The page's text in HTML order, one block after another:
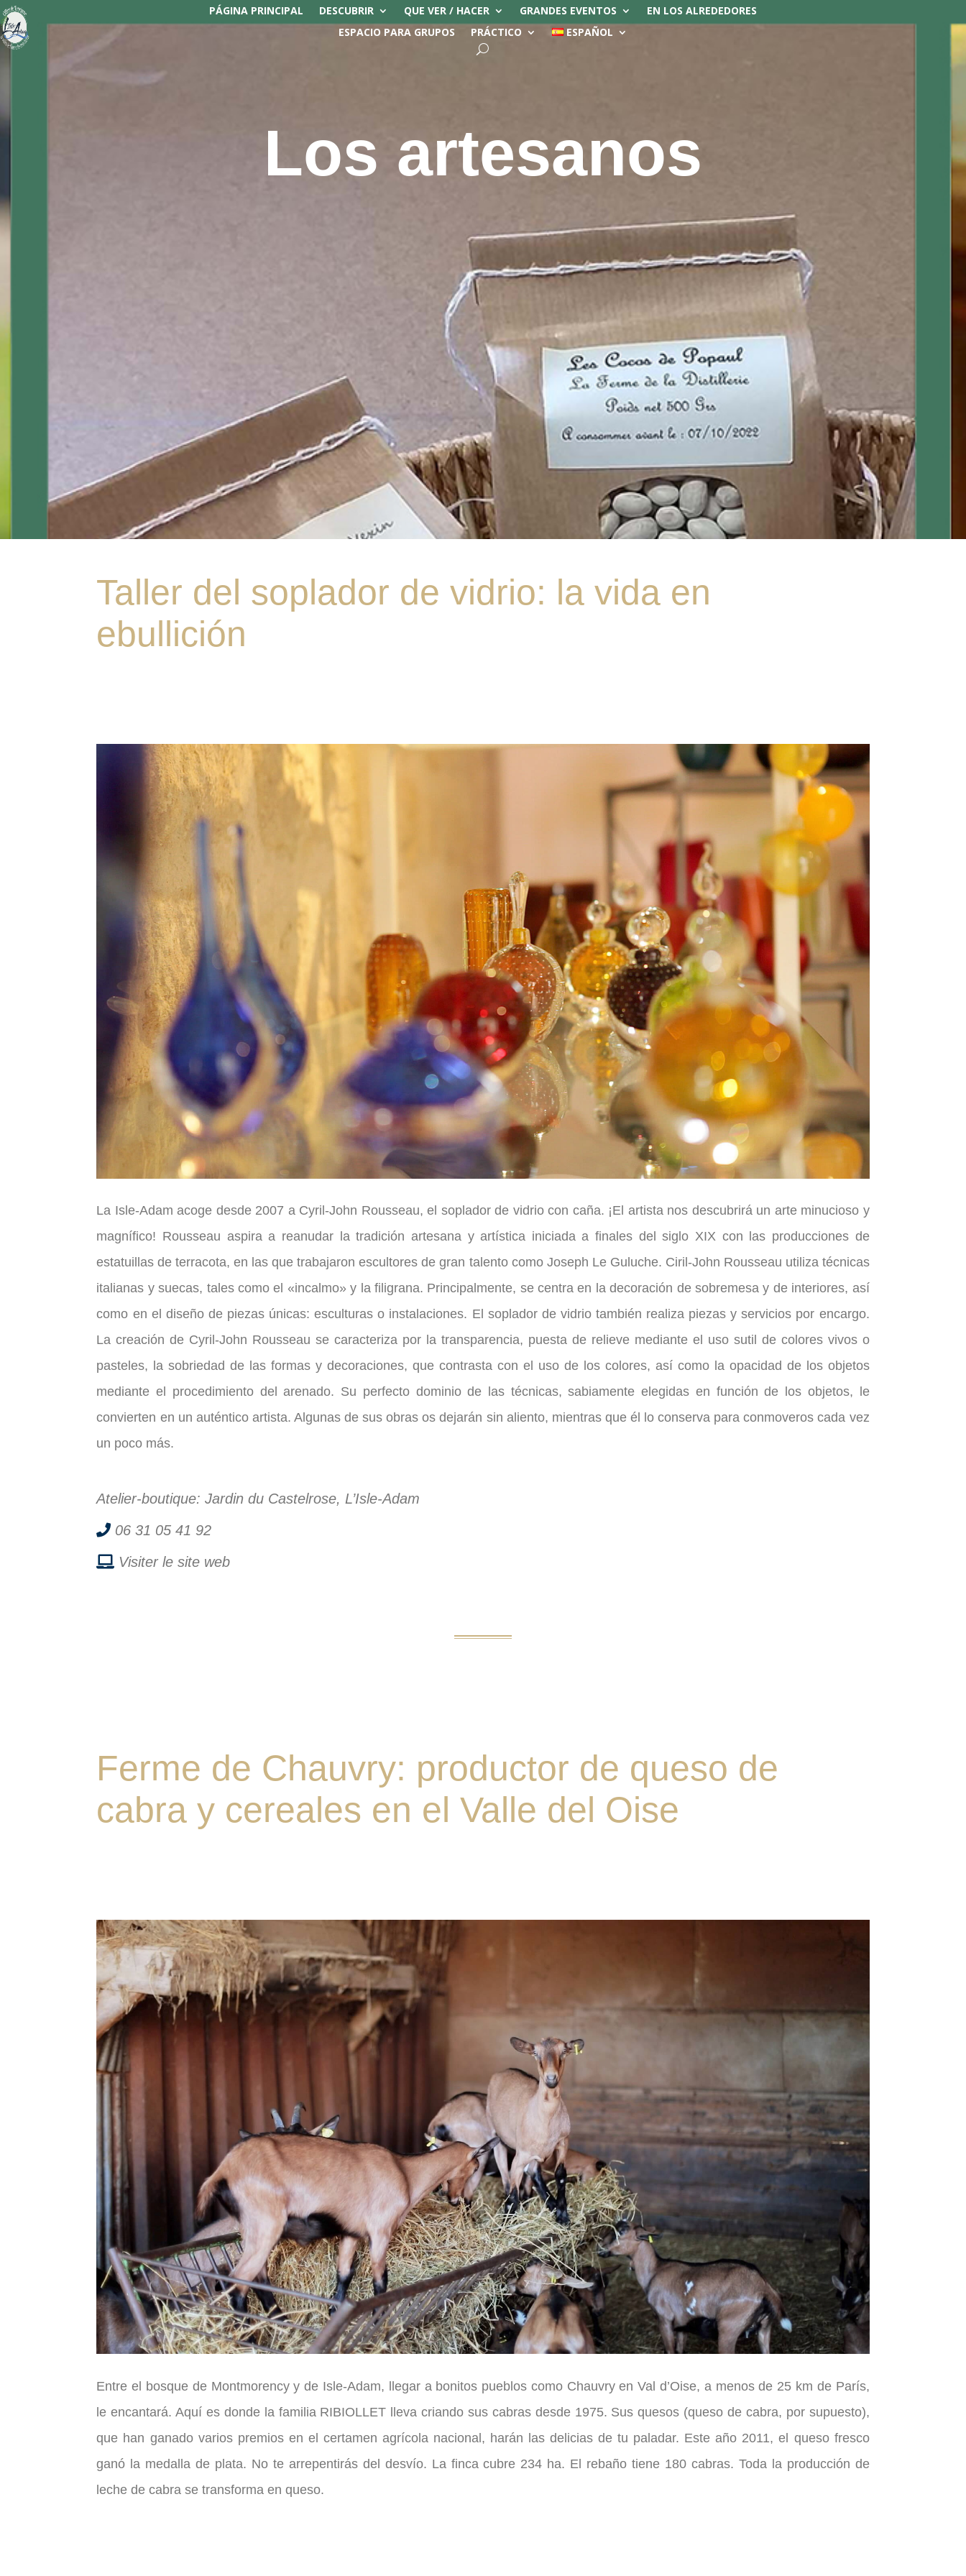
PÁGINA PRINCIPAL DESCUBRIR QUE VER / HACER GRANDES EVENTOS
EN LOS ALREDEDORES
ESPACIO PARA GRUPOS
PRÁCTICO ESPAÑOL
Los artesanos
Taller del soplador de vidrio: la vida en
ebullición
La Isle-Adam acoge desde 2007 a Cyril-John Rousseau, el soplador de vidrio con caña. ¡El artista nos descubrirá un arte minucioso y
magnífico! Rousseau aspira a reanudar la tradición artesana y artística iniciada a finales del siglo XIX con las producciones de
estatuillas de terracota, en las que trabajaron escultores de gran talento como Joseph Le Guluche. Ciril-John Rousseau utiliza técnicas
italianas y suecas, tales como el «incalmo» y la filigrana. Principalmente, se centra en la decoración de sobremesa y de interiores, así
como en el diseño de piezas únicas: esculturas o instalaciones. El soplador de vidrio también realiza piezas y servicios por encargo.
La creación de Cyril-John Rousseau se caracteriza por la transparencia, puesta de relieve mediante el uso sutil de colores vivos o
pasteles, la sobriedad de las formas y decoraciones, que contrasta con el uso de los colores, así como la opacidad de los objetos
mediante el procedimiento del arenado. Su perfecto dominio de las técnicas, sabiamente elegidas en función de los objetos, le
convierten en un auténtico artista. Algunas de sus obras os dejarán sin aliento, mientras que él lo conserva para conmoveros cada vez
un poco más.
Atelier-boutique: Jardin du Castelrose, L’Isle-Adam
06 31 05 41 92
Visiter le site web
Ferme de Chauvry: productor de queso de
cabra y cereales en el Valle del Oise
Entre el bosque de Montmorency y de Isle-Adam, llegar a bonitos pueblos como Chauvry en Val d’Oise, a menos de 25 km de París,
le encantará. Aquí es donde la familia RIBIOLLET lleva criando sus cabras desde 1975. Sus quesos (queso de cabra, por supuesto),
que han ganado varios premios en el certamen agrícola nacional, harán las delicias de tu paladar. Este año 2011, el queso fresco
ganó la medalla de plata. No te arrepentirás del desvío. La finca cubre 234 ha. El rebaño tiene 180 cabras. Toda la producción de
leche de cabra se transforma en queso.